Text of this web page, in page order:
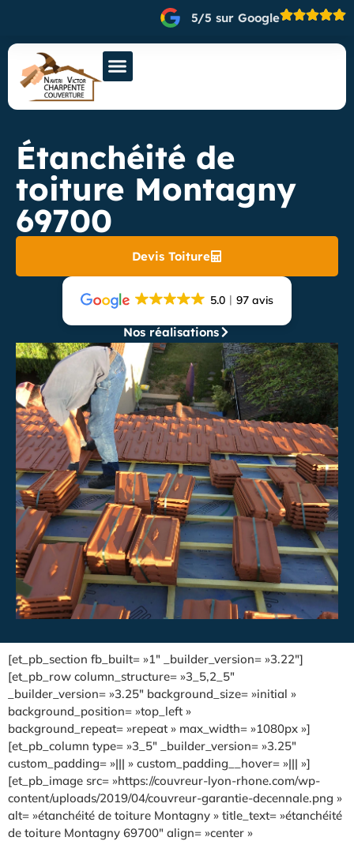
5/5 sur Google
Étanchéité de
toiture Montagny
69700
Devis Toiture
5.0 97 avis
Nos réalisations
[et_pb_section fb_built= »1″ _builder_version= »3.22″]
[et_pb_row column_structure= »3_5,2_5″
_builder_version= »3.25″ background_size= »initial »
background_position= »top_left »
background_repeat= »repeat » max_width= »1080px »]
[et_pb_column type= »3_5″ _builder_version= »3.25″
custom_padding= »||| » custom_padding__hover= »||| »]
[et_pb_image src= »https://couvreur-lyon-rhone.com/wp-
content/uploads/2019/04/couvreur-garantie-decennale.png »
alt= »étanchéité de toiture Montagny » title_text= »étanchéité
de toiture Montagny 69700″ align= »center »